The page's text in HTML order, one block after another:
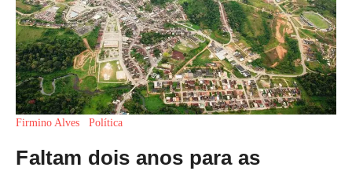
Firmino Alves Política
Faltam dois anos para as